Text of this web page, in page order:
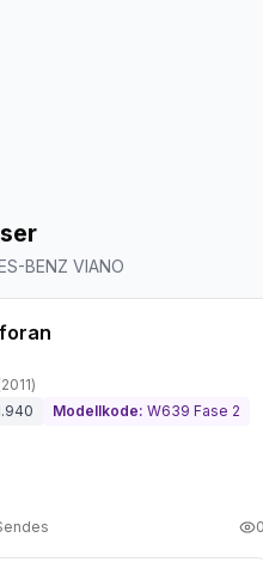
BENZ VIANO
2011)
Modellkode: W639 Fase 2
0